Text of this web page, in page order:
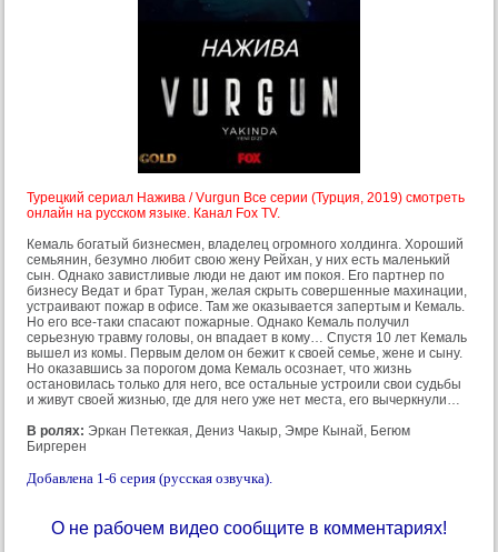
Турецкий сериал Нажива / Vurgun Все серии (Турция, 2019) смотреть
онлайн на русском языке. Канал Fox TV.
Кемаль богатый бизнесмен, владелец огромного холдинга. Хороший
семьянин, безумно любит свою жену Рейхан, у них есть маленький
сын. Однако завистливые люди не дают им покоя. Его партнер по
бизнесу Ведат и брат Туран, желая скрыть совершенные махинации,
устраивают пожар в офисе. Там же оказывается запертым и Кемаль.
Но его все-таки спасают пожарные. Однако Кемаль получил
серьезную травму головы, он впадает в кому… Спустя 10 лет Кемаль
вышел из комы. Первым делом он бежит к своей семье, жене и сыну.
Но оказавшись за порогом дома Кемаль осознает, что жизнь
остановилась только для него, все остальные устроили свои судьбы
и живут своей жизнью, где для него уже нет места, его вычеркнули…
В ролях: Эркан Петеккая, Дениз Чакыр, Эмре Кынай, Бегюм
Биргерен
Добавлена 1-6 серия (русская озвучка).
О не рабочем видео сообщите в комментариях!